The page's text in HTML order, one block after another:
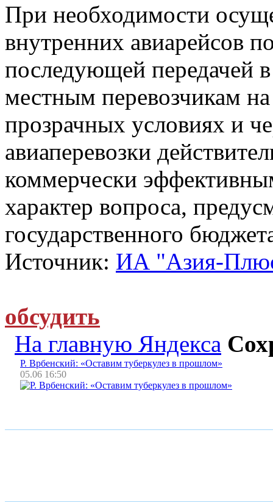
При необходимости
внутренних авиарейсов
последующей передачей
местным перевозчикам
прозрачных условиях и
авиаперевозки
коммерчески
характер вопроса,
государственного
Источник: ИА "Азия-
обсудить
На главную Яндекса
Р. Врбенский: «Оставим туберкулез в прошлом»
05.06 16:50